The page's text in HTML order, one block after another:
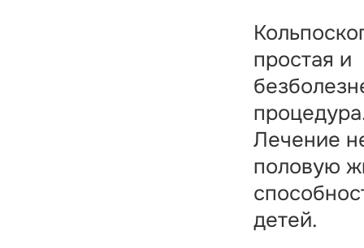
простая и
Лечение
половую
детей.